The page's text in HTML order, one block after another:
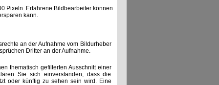
Pixeln. Erfahrene Bildbearbeiter können
kann.
an der Aufnahme vom Bildurheber
Dritter an der Aufnahme.
thematisch gefilterten Ausschnitt einer
Sie sich einverstanden, dass die
oder künftig zu sehen sein wird. Eine